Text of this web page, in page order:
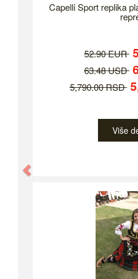
Capelli Sport replika
52.90 EUR
63.48 USD
5,790.00 RSD
Više